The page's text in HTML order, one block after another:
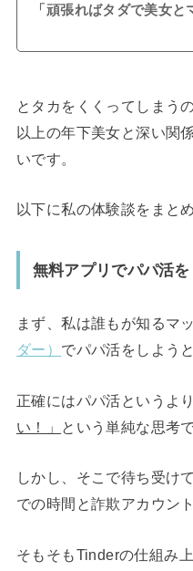
「頑張ればタダで美女と
とタカをくくってしまう
以上の年下美女と深い関
いです。
以下に私の体験談をまとめ
無料アプリでパパ活
まず、私は誰もが知るマ
ダー） でパパ活をしよう
正確にはパパ活というよ
い！」
という単純な思考
しかし、そこで待ち受け
での時間と詐欺アカウン
そもそもTinderの仕組み上